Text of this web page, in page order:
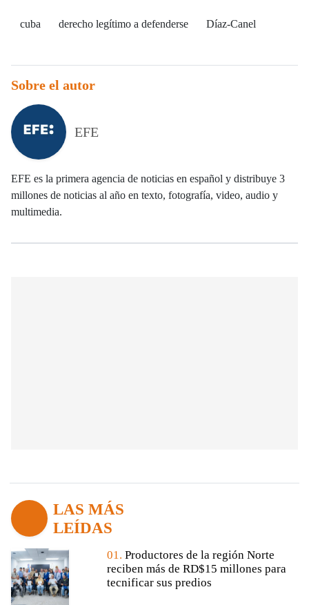
cuba derecho legítimo a defenderse Díaz-Canel
Sobre el autor
EFE
EFE es la primera agencia de noticias en español y distribuye 3
millones de noticias al año en texto, fotografía, video, audio y
multimedia.
LAS MÁS
LEÍDAS
01. Productores de la región Norte
reciben más de RD$15 millones para
tecnificar sus predios